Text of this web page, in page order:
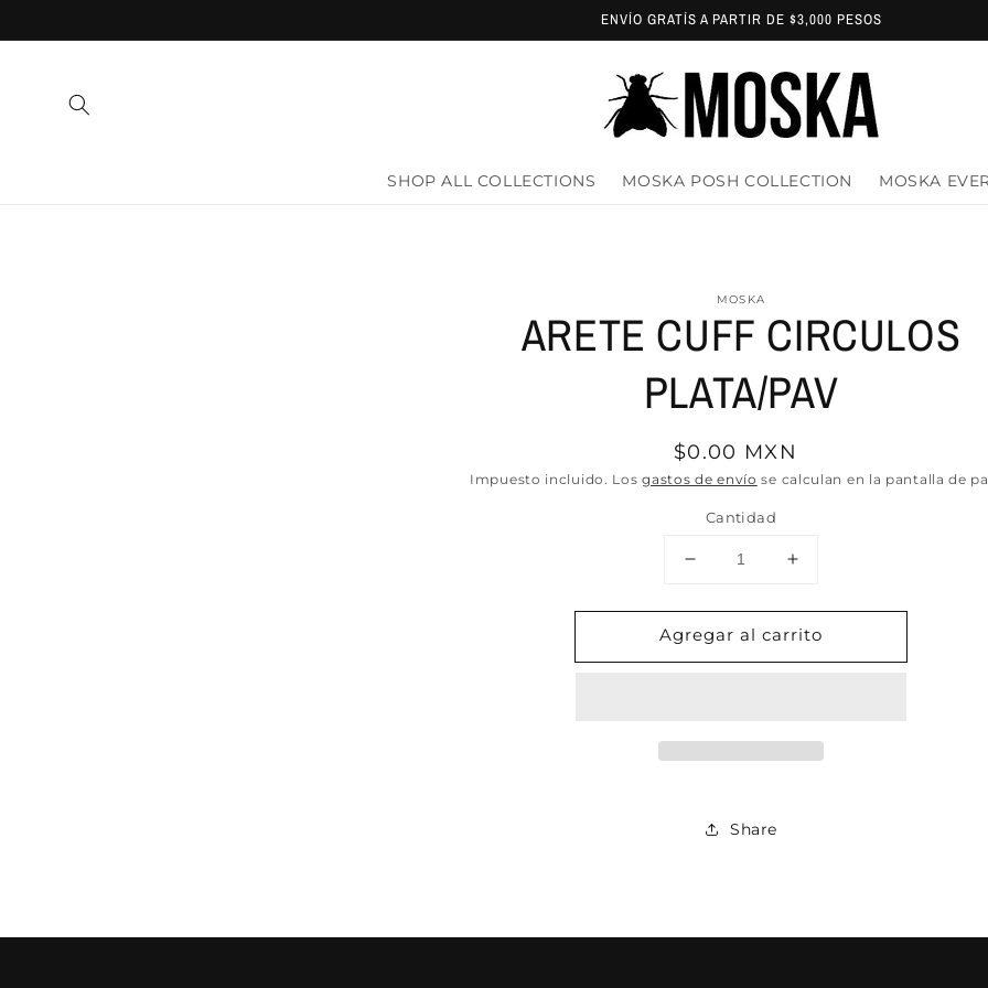
al contenido
ENVÍO GRATÍS A PARTIR DE $3,000 PESOS
SHOP ALL COLLECTIONS MOSKA POSH COLLECTION MOSKA
información
del producto
MOSKA
ARETE CUFF CIRCULOS
PLATA/PAV
Precio
habitual
$0.00 MXN
Impuesto incluido. Losgastos de envío se calculan en la pantalla de
Cantidad
Reducir
para
ARETE
CUFF
Aumentar
para
ARETE
CUFF
Agregar al carrito
Share